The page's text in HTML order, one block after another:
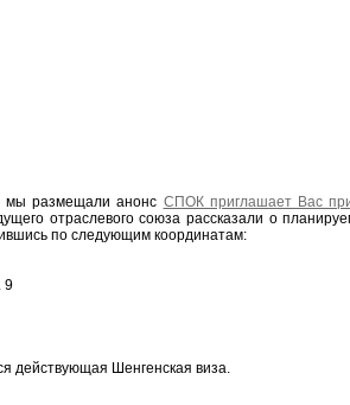
мы размещали анонс СПОК приглашает Вас
отраслевого союза рассказали о
по следующим координатам:
9
действующая Шенгенская виза.